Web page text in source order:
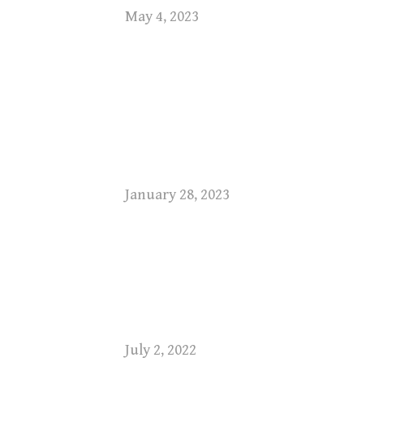
May 4, 2023
January 28, 2023
July 2, 2022